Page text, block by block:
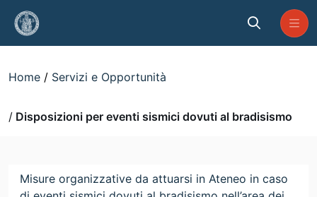
Skip to Main Content
Home Servizi e Opportunità
Disposizioni per eventi sismici dovuti al bradisismo
Misure organizzative da attuarsi in Ateneo in caso